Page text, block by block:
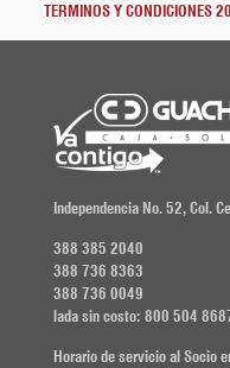
TERMINOS Y CONDICIONES
Independencia No. 52, Col.
388 385 2040
388 736 8363
388 736 0049
lada sin costo: 800 504
Horario de servicio al Socio